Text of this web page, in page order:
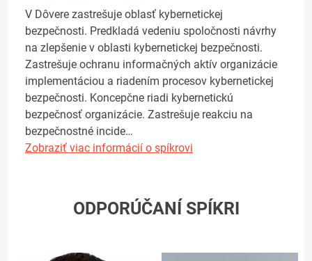
V Dôvere zastrešuje oblasť kybernetickej
bezpečnosti. Predkladá vedeniu spoločnosti návrhy
na zlepšenie v oblasti kybernetickej bezpečnosti.
Zastrešuje ochranu informačných aktív organizácie
implementáciou a riadením procesov kybernetickej
bezpečnosti. Koncepčne riadi kybernetickú
bezpečnosť organizácie. Zastrešuje reakciu na
bezpečnostné incide…
Zobraziť viac informácií o spíkrovi
ODPORÚČANÍ SPÍKRI